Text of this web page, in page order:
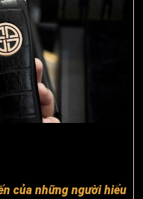
của những người hiểu